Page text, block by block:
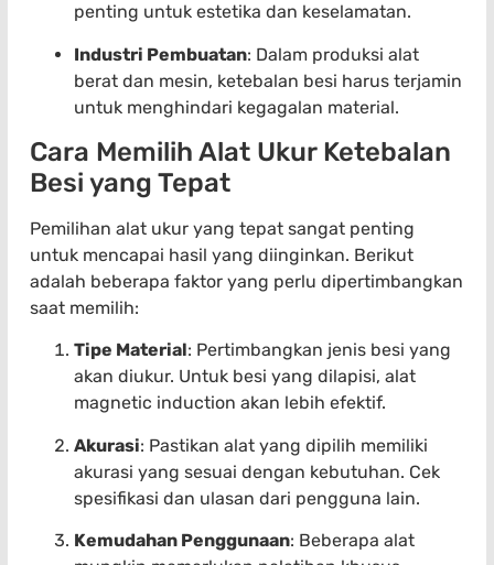
penting untuk estetika dan keselamatan.
Industri Pembuatan: Dalam produksi alat
berat dan mesin, ketebalan besi harus terjamin
untuk menghindari kegagalan material.
Cara Memilih Alat Ukur Ketebalan
Besi yang Tepat
Pemilihan alat ukur yang tepat sangat penting
untuk mencapai hasil yang diinginkan. Berikut
adalah beberapa faktor yang perlu dipertimbangkan
saat memilih:
Tipe Material: Pertimbangkan jenis besi yang
akan diukur. Untuk besi yang dilapisi, alat
magnetic induction akan lebih efektif.
Akurasi: Pastikan alat yang dipilih memiliki
akurasi yang sesuai dengan kebutuhan. Cek
spesifikasi dan ulasan dari pengguna lain.
Kemudahan Penggunaan: Beberapa alat